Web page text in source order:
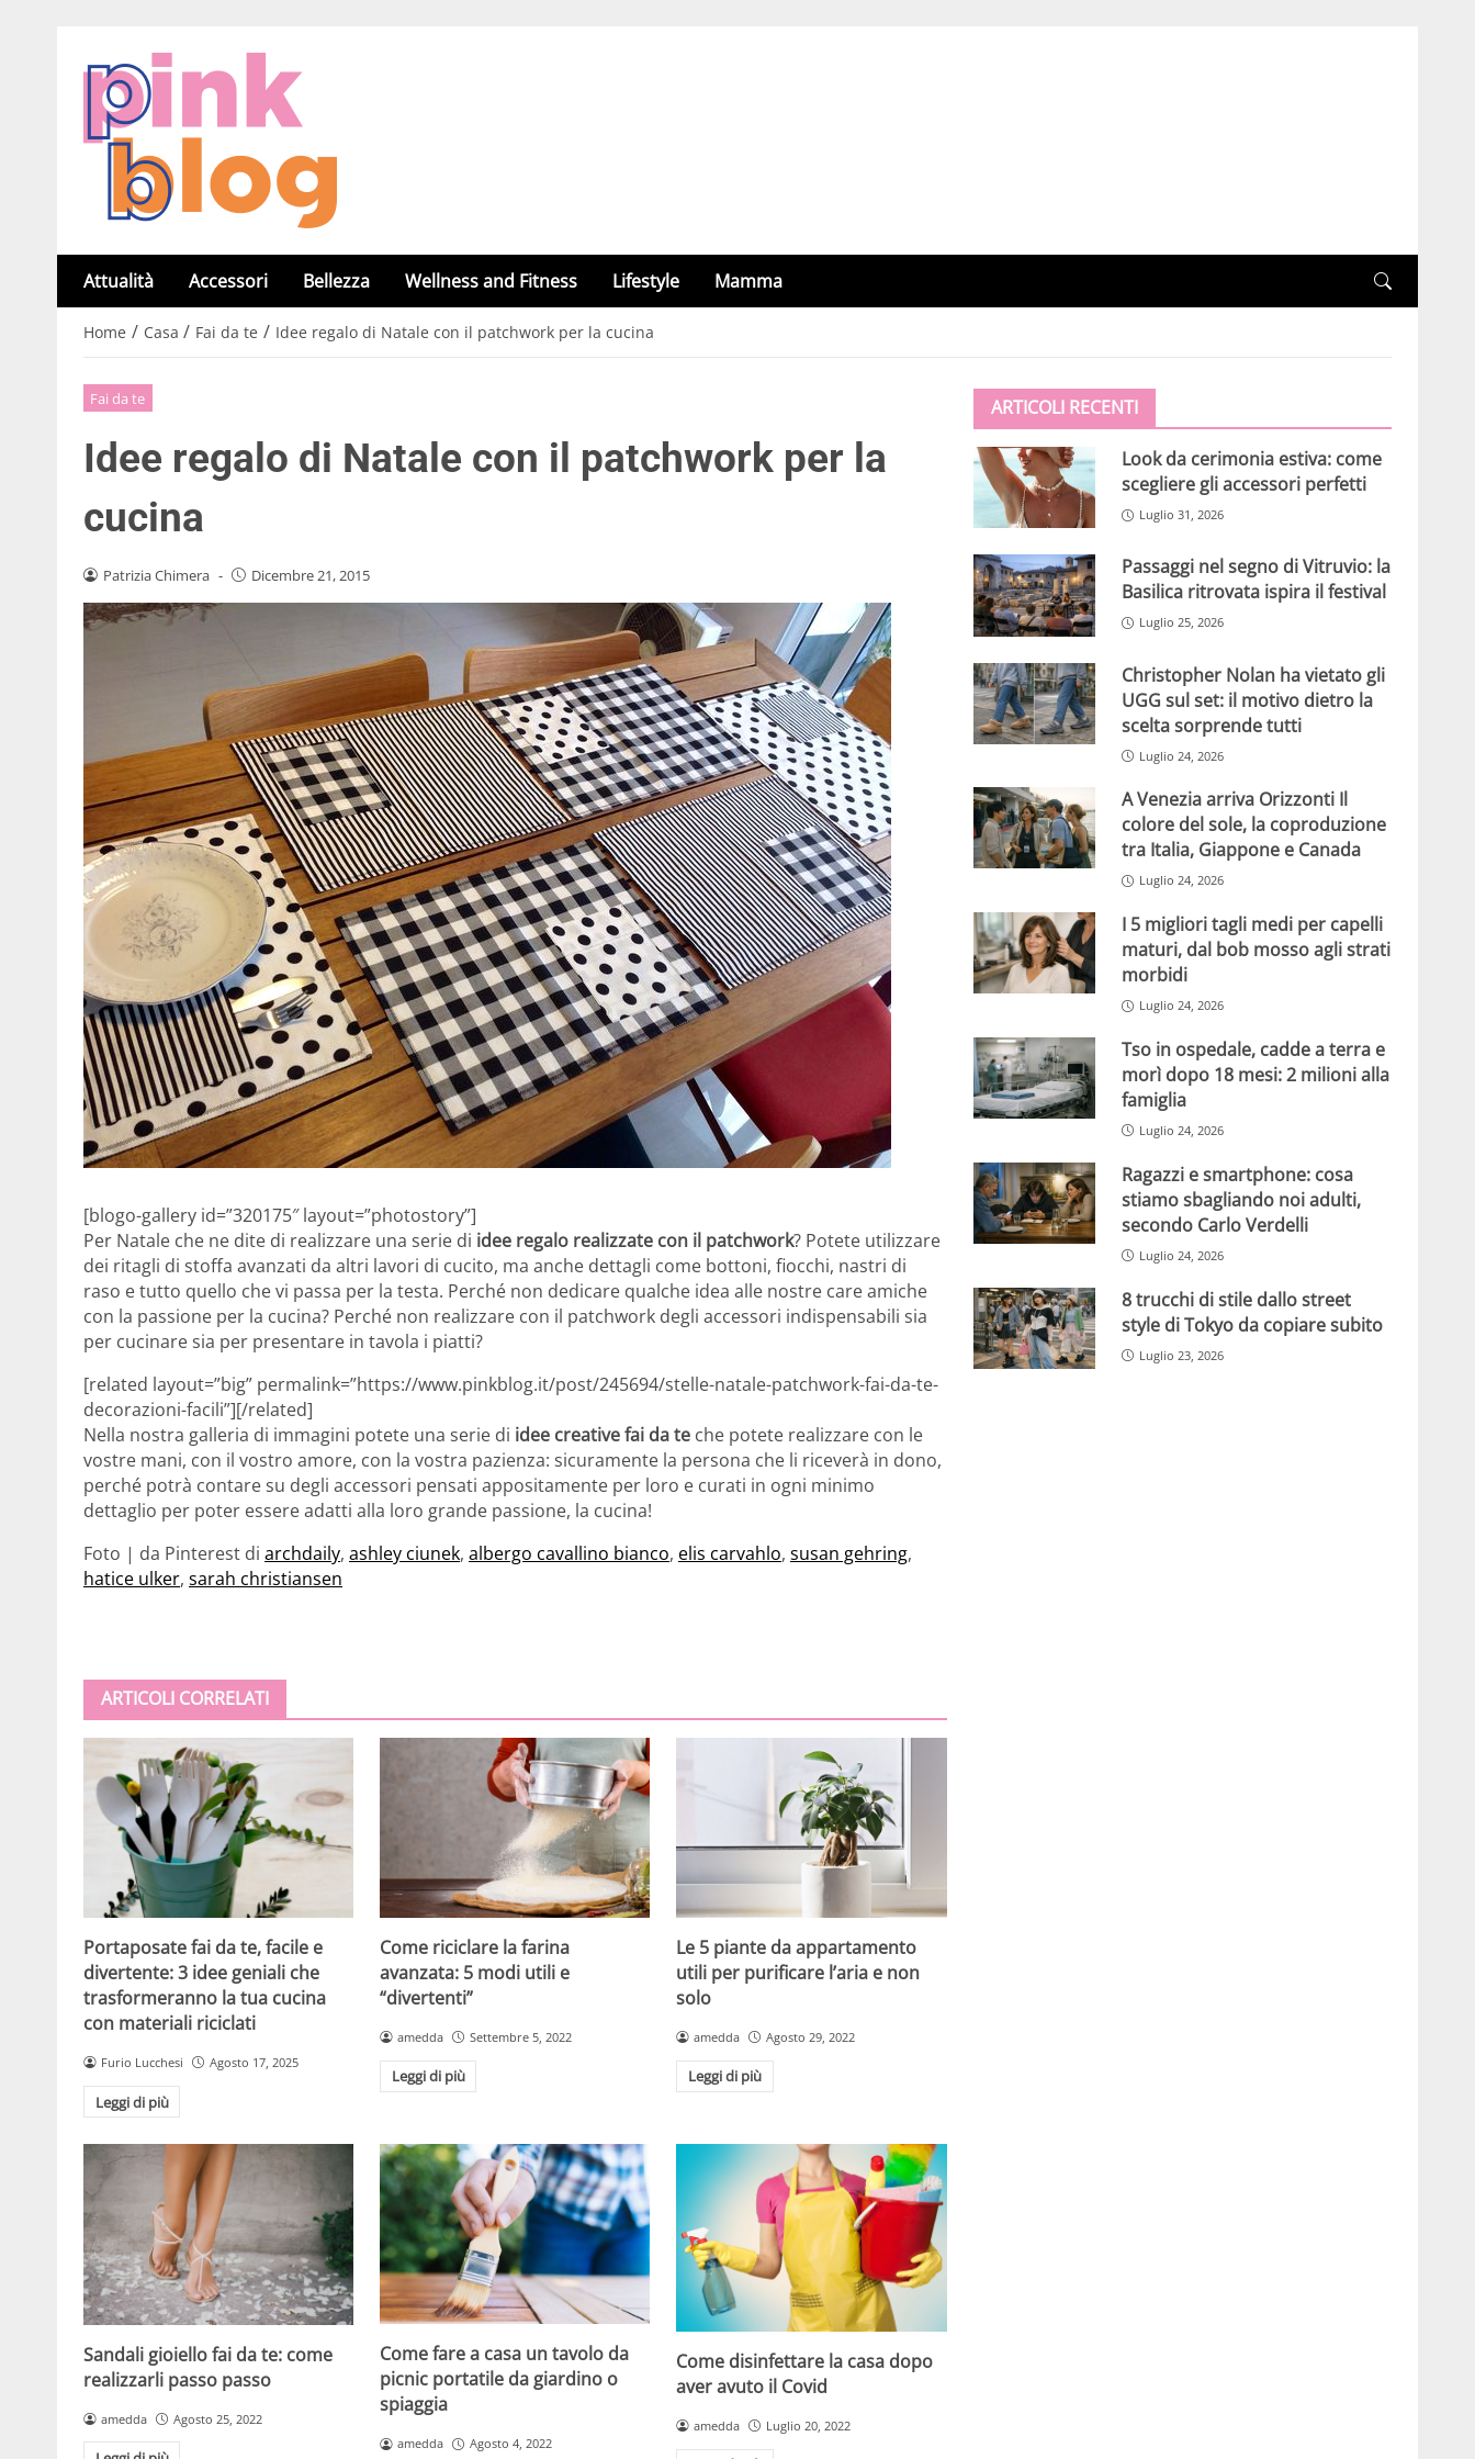
Attualità Accessori Bellezza Wellness and Fitness Lifestyle Mamma
Home / Casa / Fai da te / Idee regalo di Natale con il patchwork per la cucina
Fai da te
Idee regalo di Natale con il patchwork per la
cucina
Patrizia Chimera - Dicembre 21, 2015
[blogo-gallery id=”320175″ layout=”photostory”]
Per Natale che ne dite di realizzare una serie di idee regalo realizzate con il patchwork? Potete utilizzare
dei ritagli di stoffa avanzati da altri lavori di cucito, ma anche dettagli come bottoni, fiocchi, nastri di
raso e tutto quello che vi passa per la testa. Perché non dedicare qualche idea alle nostre care amiche
con la passione per la cucina? Perché non realizzare con il patchwork degli accessori indispensabili sia
per cucinare sia per presentare in tavola i piatti?
[related layout=”big” permalink=”https://www.pinkblog.it/post/245694/stelle-natale-patchwork-fai-da-te-
decorazioni-facili”][/related]
Nella nostra galleria di immagini potete una serie di idee creative fai da te che potete realizzare con le
vostre mani, con il vostro amore, con la vostra pazienza: sicuramente la persona che li riceverà in dono,
perché potrà contare su degli accessori pensati appositamente per loro e curati in ogni minimo
dettaglio per poter essere adatti alla loro grande passione, la cucina!
Foto | da Pinterest di archdaily, ashley ciunek, albergo cavallino bianco, elis carvahlo, susan gehring,
hatice ulker, sarah christiansen
ARTICOLI CORRELATI
Portaposate fai da te, facile e
divertente: 3 idee geniali che
trasformeranno la tua cucina
con materiali riciclati
Furio Lucchesi Agosto 17, 2025
Leggi di più
Come riciclare la farina
avanzata: 5 modi utili e
“divertenti”
amedda Settembre 5, 2022
Leggi di più
Le 5 piante da appartamento
utili per purificare l’aria e non
solo
amedda Agosto 29, 2022
Leggi di più
Sandali gioiello fai da te: come
realizzarli passo passo
amedda Agosto 25, 2022
Come fare a casa un tavolo da
picnic portatile da giardino o
spiaggia
amedda Agosto 4, 2022
Come disinfettare la casa dopo
aver avuto il Covid
amedda Luglio 20, 2022
ARTICOLI RECENTI
Look da cerimonia estiva: come
scegliere gli accessori perfetti
Luglio 31, 2026
Passaggi nel segno di Vitruvio: la
Basilica ritrovata ispira il festival
Luglio 25, 2026
Christopher Nolan ha vietato gli
UGG sul set: il motivo dietro la
scelta sorprende tutti
Luglio 24, 2026
A Venezia arriva Orizzonti Il
colore del sole, la coproduzione
tra Italia, Giappone e Canada
Luglio 24, 2026
I 5 migliori tagli medi per capelli
maturi, dal bob mosso agli strati
morbidi
Luglio 24, 2026
Tso in ospedale, cadde a terra e
morì dopo 18 mesi: 2 milioni alla
famiglia
Luglio 24, 2026
Ragazzi e smartphone: cosa
stiamo sbagliando noi adulti,
secondo Carlo Verdelli
Luglio 24, 2026
8 trucchi di stile dallo street
style di Tokyo da copiare subito
Luglio 23, 2026